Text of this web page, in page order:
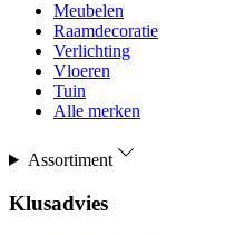
Meubelen
Raamdecoratie
Verlichting
Vloeren
Tuin
Alle merken
Assortiment
Klusadvies